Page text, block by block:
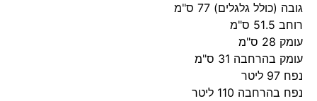
גובה (כולל גלגלים) 77 ס"מ
רוחב 51.5 ס"מ
עומק 28 ס"מ
עומק בהרחבה 31 ס"מ
נפח 97 ליטר
נפח בהרחבה 110 ליטר